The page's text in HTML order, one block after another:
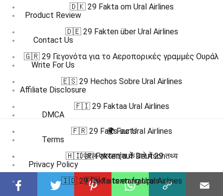
Product Review
Contact Us
Write For Us
Affiliate Disclosure
DMCA
Terms
Privacy Policy
Submit Facts
🇩🇰 29 Fakta om Ural Airlines
🇩🇪 29 Fakten über Ural Airlines
🇬🇷 29 Γεγονότα για το Αεροπορικές γραμμές Ουράλ
🇪🇸 29 Hechos Sobre Ural Airlines
🇫🇮 29 Faktaa Ural Airlines
🇫🇷 29 Faits sur Ural Airlines
🇭🇮 उरल एयरलाइंस के बारे में 29 तथ्य
🇮🇩 29 Fakta tentang Ural Airlines
🌍 Facts
🇩🇪 Fakten auf Deutsch
🇫🇷 Faits en français